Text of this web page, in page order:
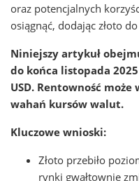
oraz potencjalnych
osiągnąć, dodając złoto
Niniejszy artykuł
do końca listopada
USD. Rentowność
wahań kursów walut.
Kluczowe wnioski:
Złoto przebiło
rynki gwałtownie